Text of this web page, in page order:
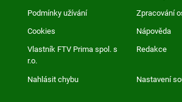
Podmínky užívání Zpracování
Cookies Nápověda
Vlastník FTV Prima spol. s
r.o.
Redakce
Nahlásit chybu Nastavení